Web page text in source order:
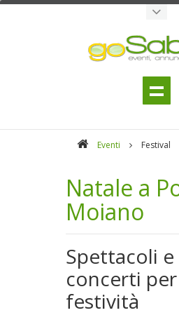
Eventi Festival
Natale a
Moiano
Spettacoli e
concerti
festività